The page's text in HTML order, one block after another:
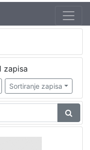
zapisa
Sortiranje zapisa